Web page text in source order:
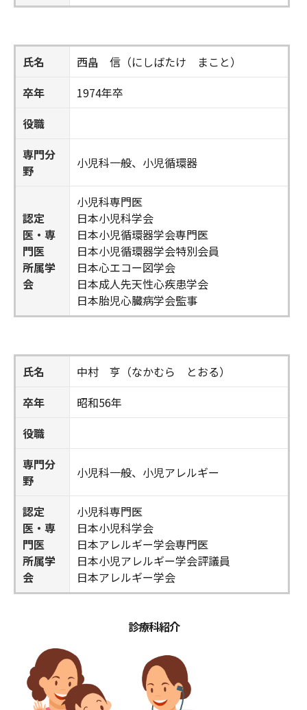
氏名
西畠 信（にしばたけ まこと）
卒年
1974年卒
役職
専門分
野
小児科一般、小児循環器
認定
医・専
門医
所属学
会
小児科専門医
日本小児科学会
日本小児循環器学会専門医
日本小児循環器学会特別会員
日本心エコー図学会
日本成人先天性心疾患学会
日本胎児心臓病学会監事
氏名
中村 亨（なかむら とおる）
卒年
昭和56年
役職
専門分
野
小児科一般、小児アレルギー
認定
医・専
門医
所属学
会
小児科専門医
日本小児科学会
日本アレルギー学会専門医
日本小児アレルギー学会評議員
日本アレルギー学会
診療科紹介